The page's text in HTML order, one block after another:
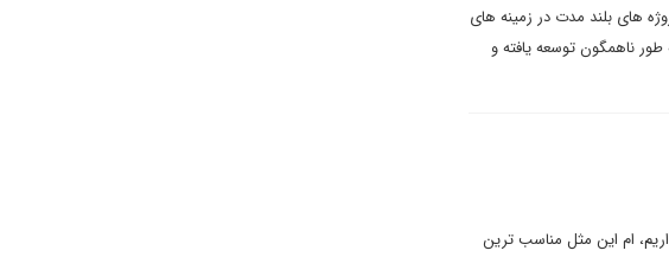
های بلند مدت در زمینه های
طور ناهمگون توسعه یافته و
ام این مثل مناسب ترین